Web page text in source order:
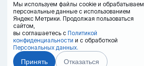
Мы используем файлы cookie и обрабатываем
персональные данные с использованием
Яндекс Метрики. Продолжая пользоваться
сайтом,
вы соглашаетесь с Политикой
конфиденциальности и с обработкой
Персональных данных.
Принять Отказаться